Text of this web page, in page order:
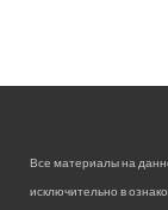
Все материалы на
исключительно в